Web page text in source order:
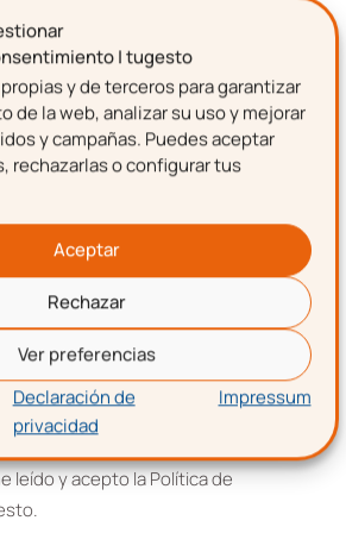
| tugesto
y de terceros para garantizar
de la web, analizar su uso y mejorar
y campañas. Puedes aceptar
rechazarlas o configurar tus
Aceptar
Rechazar
Ver preferencias
Declaración de
privacidad
Impressum
anteriores, y agotada la vía
ya si puedes iniciar un
judicial para la solicitud de
IRPF. Para ello has de
recurso contencioso
ante el Tribunal Superior de
El plazo para su
de dos meses desde que se
del TEAR. A partir de este
queda esperar a que el
y asesores online, te
que, si te encuentras en
términos y condiciones
leído y acepto la Política de